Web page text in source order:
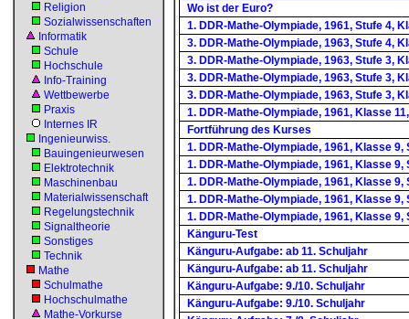
Religion
Sozialwissenschaften
Informatik
Schule
Hochschule
Info-Training
Wettbewerbe
Praxis
Internes IR
Ingenieurwiss.
Bauingenieurwesen
Elektrotechnik
Maschinenbau
Materialwissenschaft
Regelungstechnik
Signaltheorie
Sonstiges
Technik
Mathe
Schulmathe
Hochschulmathe
Mathe-Vorkurse
Wo ist der Euro?
1. DDR-Mathe-Olympiade, 1961, Stufe 4,
3. DDR-Mathe-Olympiade, 1963, Stufe 4,
3. DDR-Mathe-Olympiade, 1963, Stufe 3,
3. DDR-Mathe-Olympiade, 1963, Stufe 3,
3. DDR-Mathe-Olympiade, 1963, Stufe 3,
1. DDR-Mathe-Olympiade, 1961, Klasse
Fortführung des Kurses
1. DDR-Mathe-Olympiade, 1961, Klasse
1. DDR-Mathe-Olympiade, 1961, Klasse
1. DDR-Mathe-Olympiade, 1961, Klasse
1. DDR-Mathe-Olympiade, 1961, Klasse
1. DDR-Mathe-Olympiade, 1961, Klasse
Känguru-Test
Känguru-Aufgabe: ab 11. Schuljahr
Känguru-Aufgabe: ab 11. Schuljahr
Känguru-Aufgabe: 9./10. Schuljahr
Känguru-Aufgabe: 9./10. Schuljahr